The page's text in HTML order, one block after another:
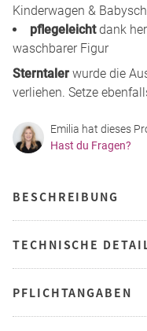
Kinderwagen &
pflegeleichtdank
waschbarer Figur
Sterntaler wurde die
verliehen. Setze
Emilia hat dieses
Hast du Fragen?
BESCHREIBUNG
TECHNISCHE
PFLICHTANGABEN